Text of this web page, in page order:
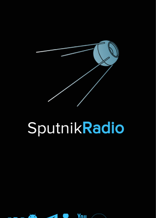
SputnikRadio